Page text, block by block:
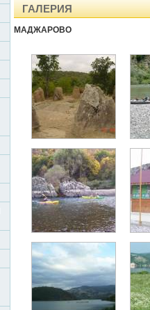
ГАЛЕРИЯ
МАДЖАРОВО